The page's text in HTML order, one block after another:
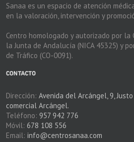
Sanaa es un espacio de atención
en la valoración, intervención y
Centro homologado y autorizado por la
la Junta de Andalucía (NICA 45325) y
de Tráfico (CO-0091).
CONTACTO
Dirección: Avenida del Arcángel, 9,
comercial Arcángel.
Teléfono: 957 942 776
Móvil: 678 108 556
Email: info@centrosanaa.com